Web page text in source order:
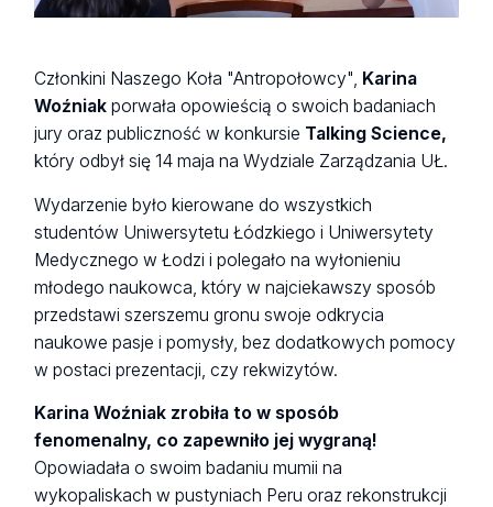
Członkini Naszego Koła "Antropołowcy", Karina
Woźniak porwała opowieścią o swoich badaniach
jury oraz publiczność w konkursie Talking Science,
który odbył się 14 maja na Wydziale Zarządzania UŁ.
Wydarzenie było kierowane do wszystkich
studentów Uniwersytetu Łódzkiego i Uniwersytety
Medycznego w Łodzi i polegało na wyłonieniu
młodego naukowca, który w najciekawszy sposób
przedstawi szerszemu gronu swoje odkrycia
naukowe pasje i pomysły, bez dodatkowych pomocy
w postaci prezentacji, czy rekwizytów.
Karina Woźniak zrobiła to w sposób
fenomenalny, co zapewniło jej wygraną!
Opowiadała o swoim badaniu mumii na
wykopaliskach w pustyniach Peru oraz rekonstrukcji